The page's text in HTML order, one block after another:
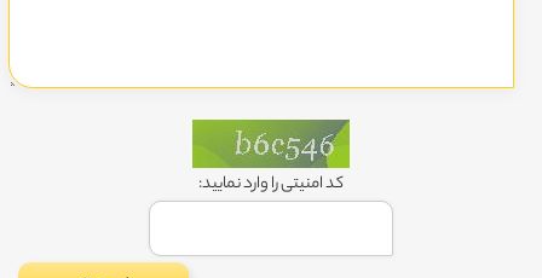
کد امنیتی را وارد نمایید: